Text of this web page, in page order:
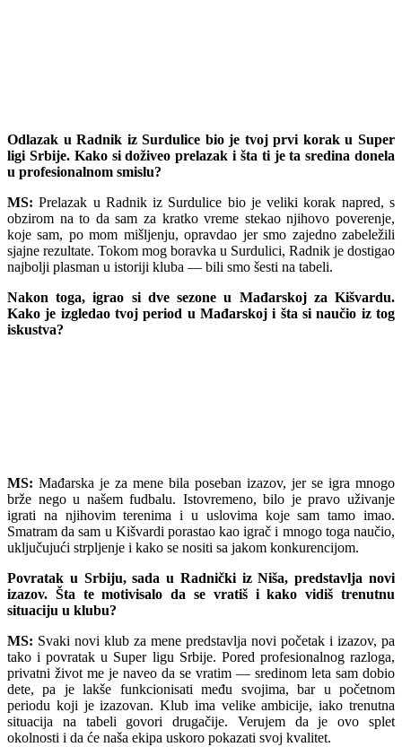
Odlazak u Radnik iz Surdulice bio je tvoj prvi korak u Super
ligi Srbije. Kako si doživeo prelazak i šta ti je ta sredina donela
u profesionalnom smislu?
MS: Prelazak u Radnik iz Surdulice bio je veliki korak napred, s
obzirom na to da sam za kratko vreme stekao njihovo poverenje,
koje sam, po mom mišljenju, opravdao jer smo zajedno zabeležili
sjajne rezultate. Tokom mog boravka u Surdulici, Radnik je dostigao
najbolji plasman u istoriji kluba — bili smo šesti na tabeli.
Nakon toga, igrao si dve sezone u Mađarskoj za Kišvardu.
Kako je izgledao tvoj period u Mađarskoj i šta si naučio iz tog
iskustva?
MS: Mađarska je za mene bila poseban izazov, jer se igra mnogo
brže nego u našem fudbalu. Istovremeno, bilo je pravo uživanje
igrati na njihovim terenima i u uslovima koje sam tamo imao.
Smatram da sam u Kišvardi porastao kao igrač i mnogo toga naučio,
uključujući strpljenje i kako se nositi sa jakom konkurencijom.
Povratak u Srbiju, sada u Radnički iz Niša, predstavlja novi
izazov. Šta te motivisalo da se vratiš i kako vidiš trenutnu
situaciju u klubu?
MS: Svaki novi klub za mene predstavlja novi početak i izazov, pa
tako i povratak u Super ligu Srbije. Pored profesionalnog razloga,
privatni život me je naveo da se vratim — sredinom leta sam dobio
dete, pa je lakše funkcionisati među svojima, bar u početnom
periodu koji je izazovan. Klub ima velike ambicije, iako trenutna
situacija na tabeli govori drugačije. Verujem da je ovo splet
okolnosti i da će naša ekipa uskoro pokazati svoj kvalitet.